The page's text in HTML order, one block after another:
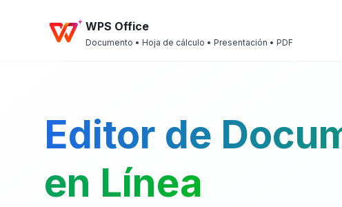
WPS Office
Documento • Hoja de cálculo • Presentación • PDF
Editor de
en Línea